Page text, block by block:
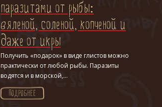
паразитами от рыбы:
вяленой, соленой, копченой и
даже от икры
Получить «подарок» в виде глистов можно
практически от любой рыбы. Паразиты
водятся и в морской,...
ПОДРОБНЕЕ